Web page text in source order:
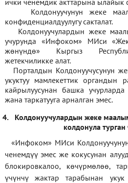
ички ченемдик акттарына ылайык
Колдонуучунун жеке
конфиденциалдуулугу сакталат.
Колдонуучулардын жеке
учурунда «Инфоком» МИси«
жөнүндө» Кыргыз
жетекчиликке алат.
Порталдын Колдонуучусунун
укуктуу мамлекеттик органдын
кайрылуусунан башка
жана таркатууга арналган эмес.
4.
Колдонуучулардын жеке
колдонула турган
«Инфоком» МИси
ченемдүү эмес же кокусунан
блокировкалоо, көчүрмөлөө,
үчүнчү жактар тарабынан